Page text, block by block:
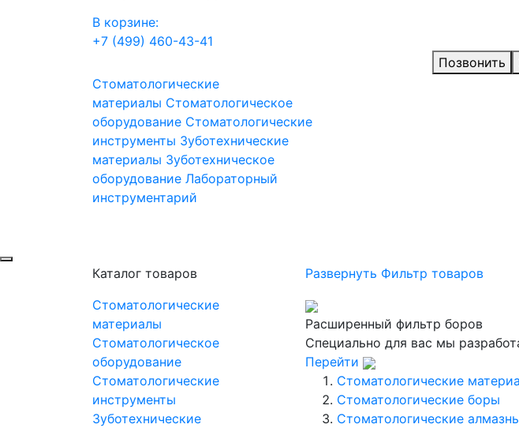
В корзине:
+7 (499) 460-43-41
Позвонить
Стоматологические
материалы Стоматологическое
оборудование Стоматологические
инструменты Зуботехнические
материалы Зуботехническое
оборудование Лабораторный
инструментарий
Каталог товаров
Стоматологические
материалы
Стоматологическое
оборудование
Стоматологические
инструменты
Зуботехнические
Развернуть Фильтр товаров
Расширенный фильтр боров
Специально для вас мы
Перейти
Стоматологические
Стоматологические боры
Стоматологические